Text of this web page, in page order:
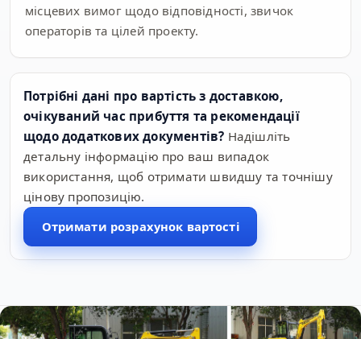
місцевих вимог щодо відповідності, звичок
операторів та цілей проекту.
Потрібні дані про вартість з доставкою,
очікуваний час прибуття та рекомендації
щодо додаткових документів? Надішліть
детальну інформацію про ваш випадок
використання, щоб отримати швидшу та точнішу
цінову пропозицію.
Отримати розрахунок вартості